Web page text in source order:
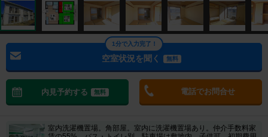
空室状況を聞く 無料
1分で入力完了！
内見予約する 無料 電話でお問合せ
室内洗濯機置場。角部屋。室内に洗濯機置場あり。仲介手数料家